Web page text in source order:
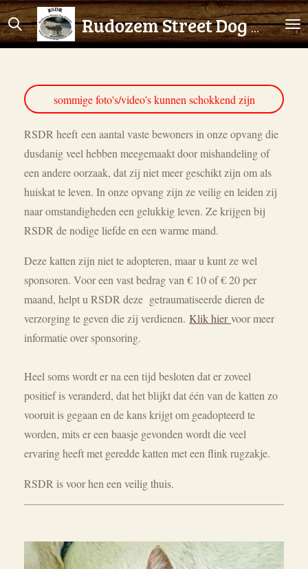
Ga
direct
hoofdinhoud
Rudozem Street Dog Rescue
sommige foto's/video's kunnen schokkend zijn
RSDR heeft een aantal vaste bewoners in onze opvang die
dusdanig veel hebben meegemaakt door mishandeling of
een andere oorzaak, dat zij niet meer geschikt zijn om als
huiskat te leven. In onze opvang zijn ze veilig en leiden zij
naar omstandigheden een gelukkig leven. Ze krijgen bij
RSDR de nodige liefde en een warme mand.
Deze katten zijn niet te adopteren, maar u kunt ze wel
sponsoren. Voor een vast bedrag van € 10 of € 20 per
maand, helpt u RSDR deze getraumatiseerde dieren de
verzorging te geven die zij verdienen. Klik hiervoor meer
informatie over sponsoring.
Heel soms wordt er na een tijd besloten dat er zoveel
positief is veranderd, dat het blijkt dat één van de katten zo
vooruit is gegaan en de kans krijgt om geadopteerd te
worden, mits er een baasje gevonden wordt die veel
ervaring heeft met geredde katten met een flink rugzakje.
RSDR is voor hen een veilig thuis.